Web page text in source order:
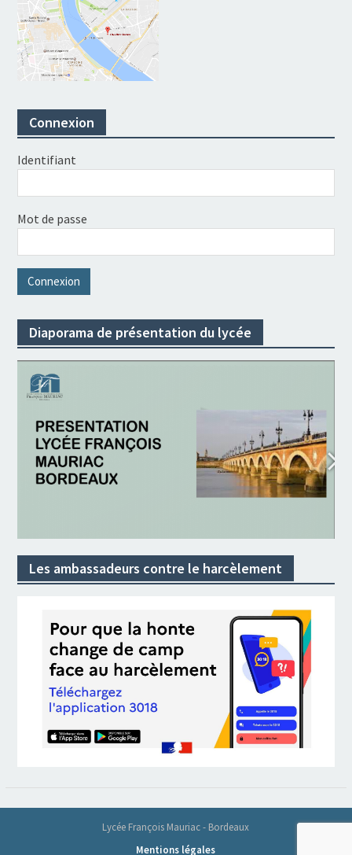
Connexion
Identifiant
Mot de passe
Diaporama de présentation du lycée
Les ambassadeurs contre le harcèlement
Lycée François Mauriac - Bordeaux
Mentions légales